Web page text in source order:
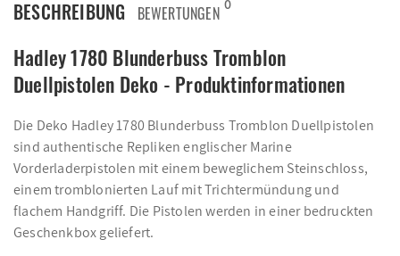
BESCHREIBUNG BEWERTUNGEN 0
Hadley 1780 Blunderbuss Tromblon
Duellpistolen Deko - Produktinformationen
Die Deko Hadley 1780 Blunderbuss Tromblon Duellpistolen
sind authentische Repliken englischer Marine
Vorderladerpistolen mit einem beweglichem Steinschloss,
einem tromblonierten Lauf mit Trichtermündung und
flachem Handgriff. Die Pistolen werden in einer bedruckten
Geschenkbox geliefert.